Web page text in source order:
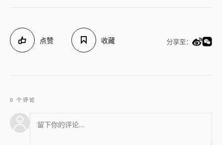
点赞 收藏 分享至：
0 个评论